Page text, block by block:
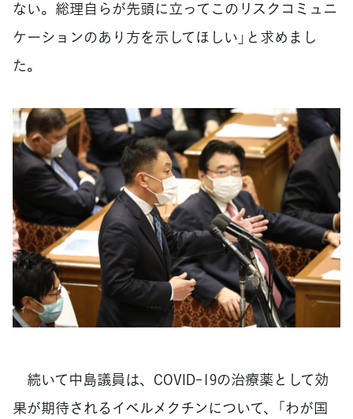
ない。総理自らが先頭に立ってこのリスクコミュニ
ケーションのあり方を示してほしい」と求めまし
た。
続いて中島議員は、COVID-19の治療薬として効
果が期待されるイベルメクチンについて、「わが国